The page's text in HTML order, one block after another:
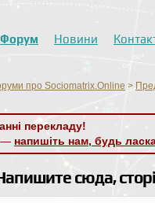
Форум Новини
про Sociomatrix.Online >
перекладу!
— напишіть нам, будь
сюда,